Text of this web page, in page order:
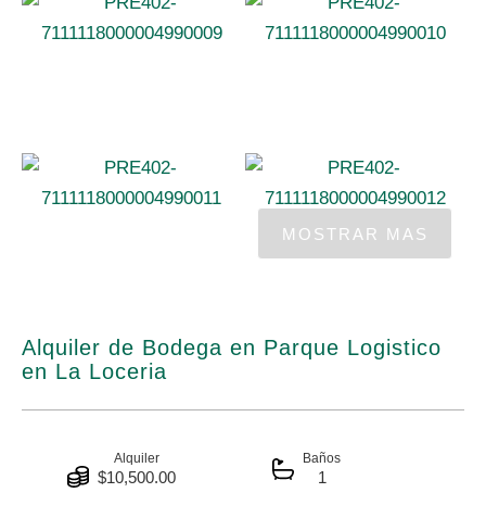
Alquiler de Bodega en Parque Logistico
en La Loceria
Alquiler
$10,500.00
Baños
1